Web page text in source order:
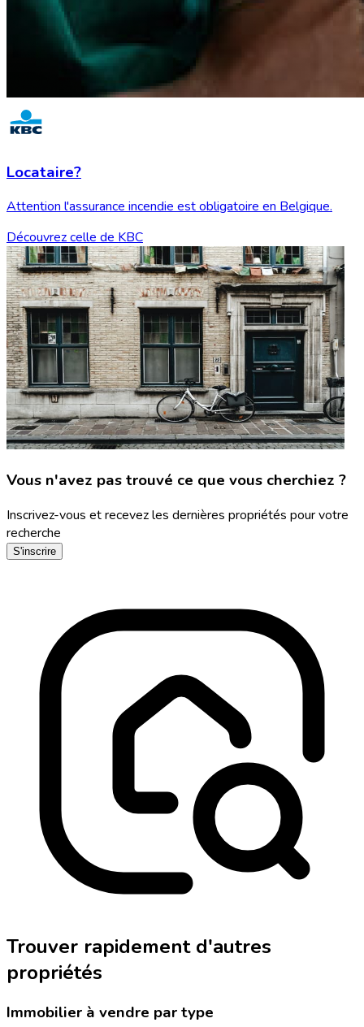
Locataire?
Attention l'assurance incendie est obligatoire en Belgique.
Découvrez celle de KBC
Vous n'avez pas trouvé ce que vous cherchiez ?
Inscrivez-vous et recevez les dernières propriétés pour votre
recherche
S'inscrire
Trouver rapidement d'autres
propriétés
Immobilier à vendre par type